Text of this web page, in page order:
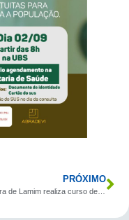
PRÓXIMO
Prefeitura de Lamim realiza curso de primeiros socorros.